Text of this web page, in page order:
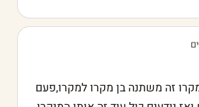
זה משתנה בן מקרו למקרו,פעם